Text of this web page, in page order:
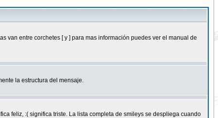
van entre corchetes [ y ] para mas información puedes ver el manual de
la estructura del mensaje.
feliz, :( significa triste. La lista completa de smileys se despliega cuando